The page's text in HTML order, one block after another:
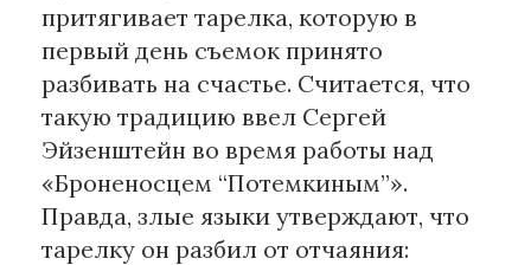
притягивает тарелка, которую в
первый день съемок принято
разбивать на счастье. Считается, что
такую традицию ввел Сергей
Эйзенштейн во время работы над
«Броненосцем “Потемкиным”».
Правда, злые языки утверждают, что
тарелку он разбил от отчаяния: